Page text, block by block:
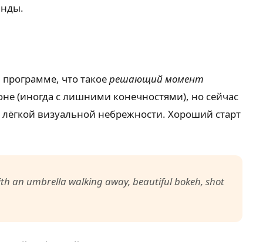
что такоерешающий момент
(иногда с лишними конечностями), но сейчас
визуальной небрежности. Хороший старт
an umbrella walking away, beautiful bokeh, shot